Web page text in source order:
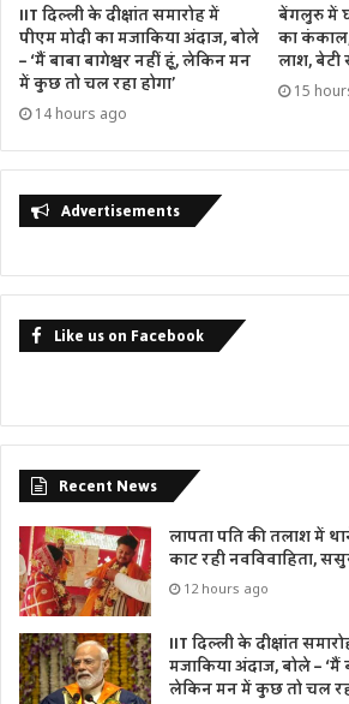
IIT दिल्ली के दीक्षांत समारोह में
पीएम मोदी का मजाकिया अंदाज, बोले
– ‘मैं बाबा बागेश्वर नहीं हूं, लेकिन मन
में कुछ तो चल रहा होगा’
14 hours ago
बेंगलुरु में
का
लाश, बेटी
15
Advertisements
Like us on Facebook
Recent News
लापता पति की तलाश में
काट रही नवविवाहिता,
12 hours ago
IIT दिल्ली के दीक्षांत
मजाकिया अंदाज, बोले – ‘मैं
लेकिन मन में कुछ तो चल